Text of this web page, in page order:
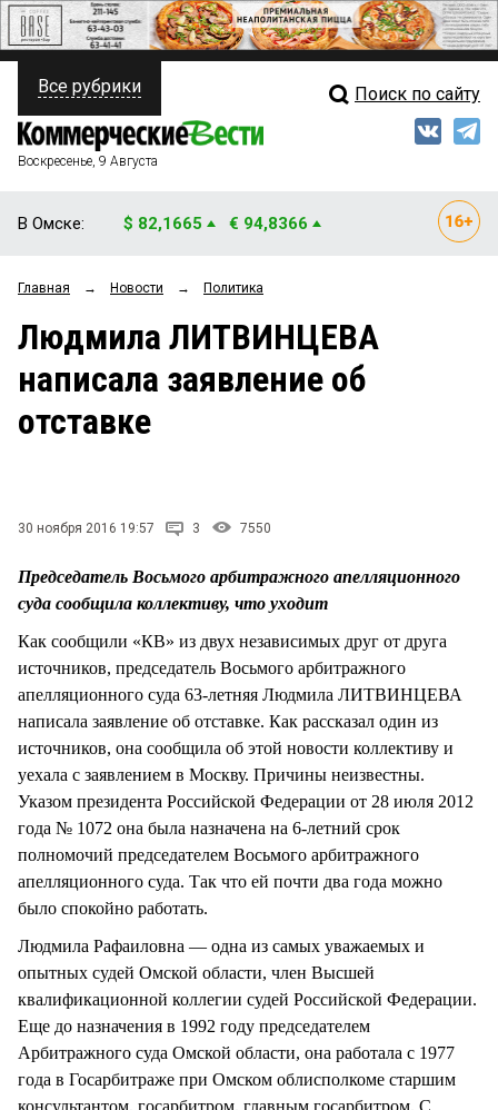
ПОЛИТИКА
ФИНАНСЫ
ОБЩЕСТВО
ЗАКОН
Свежий выпуск
Рейтинги
Блоги
Все рубрики Поиск по сайту
Воскресенье, 9 Августа
В Омске: $ 82,1665 € 94,8366
Главная → Новости → Политика
Людмила ЛИТВИНЦЕВА
написала заявление об
отставке
30 ноября 2016 19:57 3 7550
Председатель Восьмого арбитражного апелляционного
суда сообщила коллективу, что уходит
Как сообщили «КВ» из двух независимых друг от друга
источников, председатель Восьмого арбитражного
апелляционного суда 63-летняя Людмила ЛИТВИНЦЕВА
написала заявление об отставке. Как рассказал один из
источников, она сообщила об этой новости коллективу и
уехала с заявлением в Москву. Причины неизвестны.
Указом президента Российской Федерации от 28 июля 2012
года № 1072 она была назначена на 6-летний срок
полномочий председателем Восьмого арбитражного
апелляционного суда. Так что ей почти два года можно
было спокойно работать.
Людмила Рафаиловна — одна из самых уважаемых и
опытных судей Омской области, член Высшей
квалификационной коллегии судей Российской Федерации.
Еще до назначения в 1992 году председателем
Арбитражного суда Омской области, она работала с 1977
года в Госарбитраже при Омском облисполкоме старшим
консультантом, госарбитром, главным госарбитром. С